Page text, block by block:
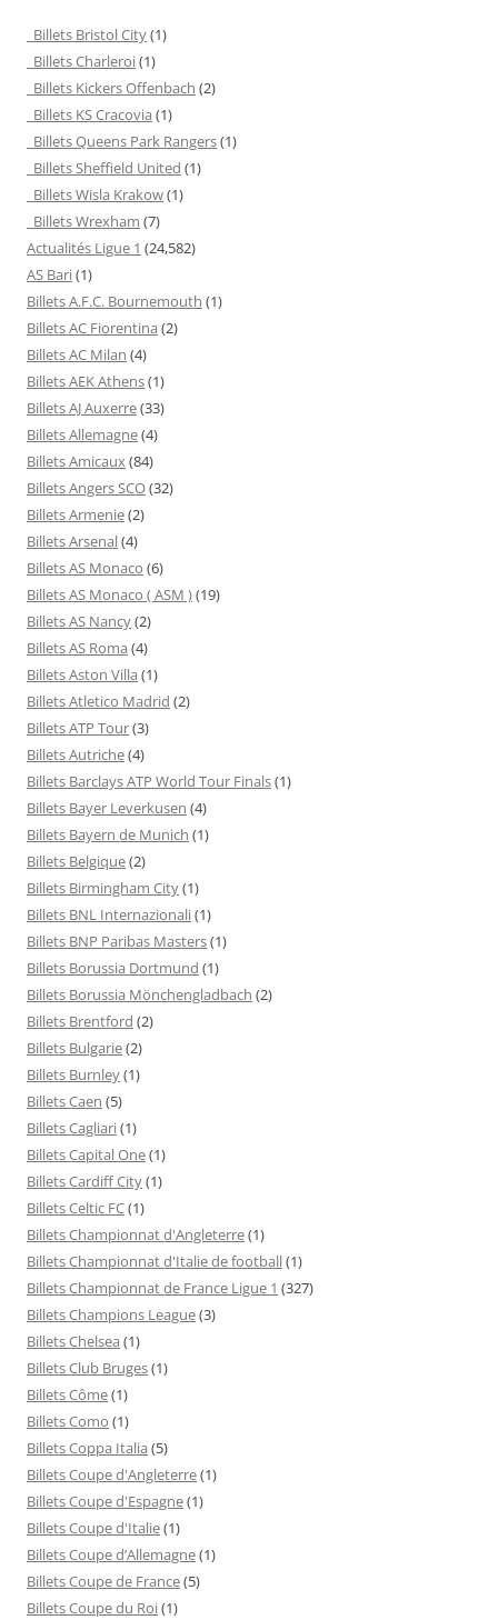
Billets Bristol City(1)
Billets Charleroi(1)
Billets Kickers Offenbach (2)
Billets KS Cracovia (1)
Billets Queens Park Rangers(1)
Billets Sheffield United (1)
Billets Wisla Krakow(1)
Billets Wrexham (7)
Actualités Ligue 1 (24,582)
AS Bari(1)
Billets A.F.C. Bournemouth (1)
Billets AC Fiorentina (2)
Billets AC Milan (4)
Billets AEK Athens(1)
Billets AJ Auxerre(33)
Billets Allemagne(4)
Billets Amicaux(84)
Billets Angers SCO(32)
Billets Armenie(2)
Billets Arsenal(4)
Billets AS Monaco (6)
Billets AS Monaco ( ASM )(19)
Billets AS Nancy(2)
Billets AS Roma (4)
Billets Aston Villa (1)
Billets Atletico Madrid (2)
Billets ATP Tour(3)
Billets Autriche(4)
Billets Barclays ATP World Tour Finals(1)
Billets Bayer Leverkusen (4)
Billets Bayern de Munich (1)
Billets Belgique(2)
Billets Birmingham City(1)
Billets BNL Internazionali(1)
Billets BNP Paribas Masters(1)
Billets Borussia Dortmund (1)
Billets Borussia Mönchengladbach (2)
Billets Brentford (2)
Billets Bulgarie(2)
Billets Burnley(1)
Billets Caen (5)
Billets Cagliari(1)
Billets Capital One(1)
Billets Cardiff City(1)
Billets Celtic FC(1)
Billets Championnat d'Angleterre(1)
Billets Championnat d'Italie de football(1)
Billets Championnat de France Ligue 1 (327)
Billets Champions League(3)
Billets Chelsea (1)
Billets Club Bruges(1)
Billets Côme(1)
Billets Como (1)
Billets Coppa Italia (5)
Billets Coupe d'Angleterre(1)
Billets Coupe d'Espagne(1)
Billets Coupe d'Italie(1)
Billets Coupe d’Allemagne(1)
Billets Coupe de France(5)
Billets Coupe du Roi(1)